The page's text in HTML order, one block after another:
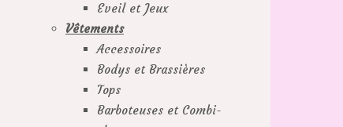
Eveil et Jeux
Vêtements
Accessoires
Bodys et Brassières
Tops
Barboteuses et Combi-